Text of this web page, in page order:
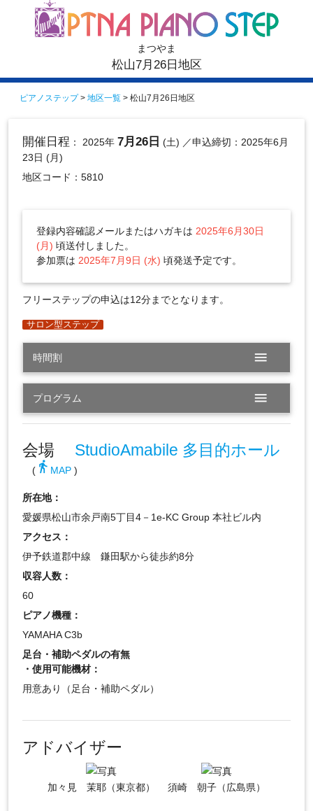
まつやま
松山7月26日地区
ピアノステップ> 地区一覧 > 松山7月26日地区
開催日程 ： 2025年 7月26日 (土) ／申込締切：2025年6月
23日 (月)
地区コード：5810
登録内容確認メールまたはハガキは 2025年6月30日
(月) 頃送付しました。
参加票は 2025年7月9日 (水) 頃発送予定です。
フリーステップの申込は12分までとなります。
時間割 menu
プログラム menu
会場 StudioAmabile 多目的ホール
(directions_walk MAP)
所在地：
愛媛県松山市余戸南5丁目4－1e-KC Group 本社ビル内
アクセス：
伊予鉄道郡中線 鎌田駅から徒歩約8分
収容人数：
60
ピアノ機種：
YAMAHA C3b
足台・補助ペダルの有無
・使用可能機材：
用意あり（足台・補助ペダル）
アドバイザー
加々見 茉耶（東京都） 須崎 朝子（広島県）